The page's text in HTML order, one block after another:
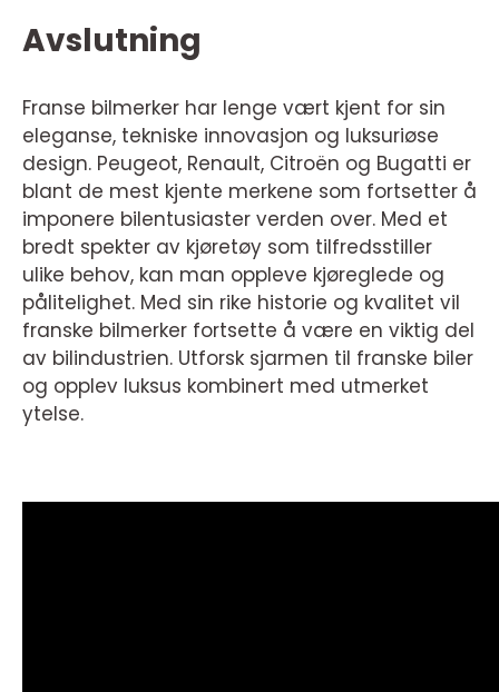
Avslutning
Franse bilmerker har lenge vært kjent for sin
eleganse, tekniske innovasjon og luksuriøse
design. Peugeot, Renault, Citroën og Bugatti er
blant de mest kjente merkene som fortsetter å
imponere bilentusiaster verden over. Med et
bredt spekter av kjøretøy som tilfredsstiller
ulike behov, kan man oppleve kjøreglede og
pålitelighet. Med sin rike historie og kvalitet vil
franske bilmerker fortsette å være en viktig del
av bilindustrien. Utforsk sjarmen til franske biler
og opplev luksus kombinert med utmerket
ytelse.